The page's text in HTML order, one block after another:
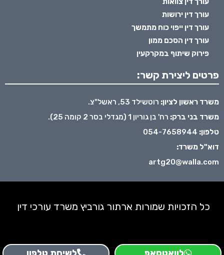
עורך דין ירושות
עורך דין ייפוי כוח מתמשך
עורך דין הסכם ממון
פירוק שיתוף במקרקעין
פרטים ליצירת קשר:
משרד ראשון לציון: רוטשילד 53, ראשל"צ.
משרד בני ברק: רח' בן גוריון 1 (מגדלי בסר 2 קומה 25).
טלפון: 054-7658944
דוא"ל משרד:
artg20@walla.com
כל הזכויות שמורות ארתור גורביץ משרד עורכי דין